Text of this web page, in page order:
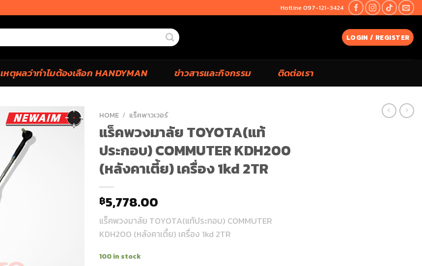
Hotline 097-121-3424
LOGIN / REGISTER
เหตุผลว่าทำไมต้องเลือก HANDYMAN ข่าวสารและกิจกรรม ติดต่อเรา
HOME / แร็คพาวเวอร์
แร็คพวงมาลัย TOYOTA(แท้
ประกอบ) COMMUTER KDH200
(หลังคาเตี้ย) เครื่อง 1kd 2TR
฿5,778.00
แร็คพวงมาลัย TOYOTA(แท้ประกอบ) COMMUTER
KDH200 (หลังคาเตี้ย) เครื่อง 1kd 2TR
100 in stock